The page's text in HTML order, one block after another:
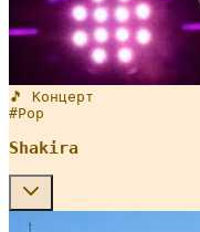
🎵 Концерт
#Pop
Shakira